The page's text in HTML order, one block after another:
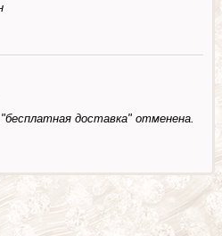
доставка" отменена.